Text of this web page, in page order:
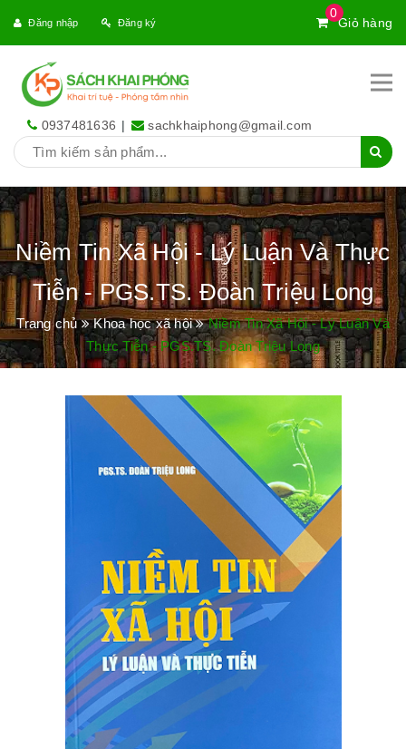
0
Giỏ hàng
Đăng nhập Đăng ký
0937481636 | sachkhaiphong@gmail.com
Niềm Tin Xã Hội - Lý Luận Và Thực
Tiễn - PGS.TS. Đoàn Triệu Long
Trang chủ Khoa học xã hội
Niềm Tin Xã Hội - Lý Luận Và
Thực Tiễn - PGS.TS. Đoàn Triệu Long